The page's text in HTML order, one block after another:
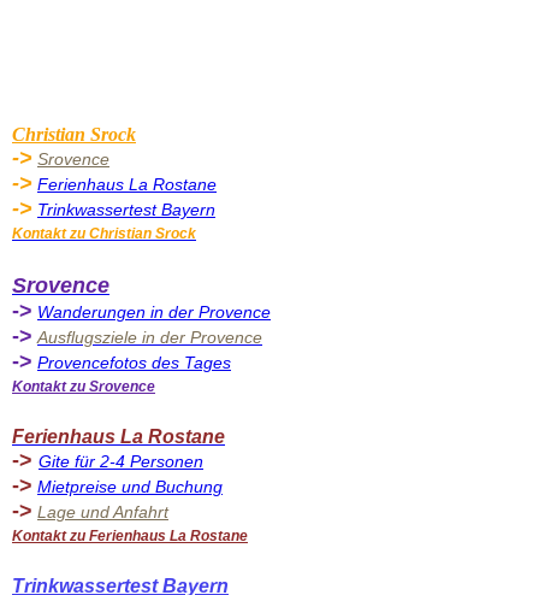
Christian Srock
-> Srovence
-> Ferienhaus La Rostane
-> Trinkwassertest Bayern
Kontakt zu Christian Srock
Srovence
-> Wanderungen in der Provence
-> Ausflugsziele in der Provence
-> Provencefotos des Tages
Kontakt zu Srovence
Ferienhaus La Rostane
-> Gite für 2-4 Personen
-> Mietpreise und Buchung
-> Lage und Anfahrt
Kontakt zu Ferienhaus La Rostane
Trinkwassertest Bayern